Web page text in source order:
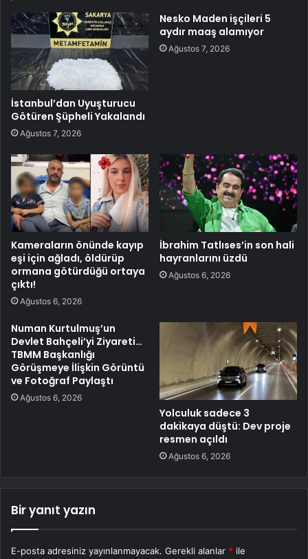
İstanbul’dan Uyuşturucu
Götüren Şüpheli Yakalandı
Ağustos 7, 2026
Nesko Maden işçileri 5
aydır maaş alamıyor
Ağustos 7, 2026
Kameraların önünde kayıp
eşi için ağladı, öldürüp
ormana götürdüğü ortaya
çıktı!
Ağustos 6, 2026
İbrahim Tatlıses’in son hali
hayranlarını üzdü
Ağustos 6, 2026
Numan Kurtulmuş’un
Devlet Bahçeli’yi Ziyareti…
TBMM Başkanlığı
Görüşmeye İlişkin Görüntü
ve Fotoğraf Paylaştı
Ağustos 6, 2026
Yolculuk sadece 3
dakikaya düştü: Dev proje
resmen açıldı
Ağustos 6, 2026
Bir yanıt yazın
E-posta adresiniz yayınlanmayacak. Gerekli alanlar * ile